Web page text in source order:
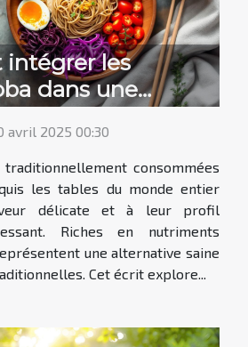
intégrer les
dans une
équilibrée
avril 2025 00:30
consommées
les tables du monde entier
délicate et à leur profil
Riches en nutriments
une alternative saine
Cet écrit explore...